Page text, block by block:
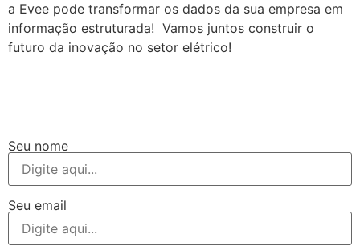
a Evee pode transformar os dados da sua empresa em
informação estruturada! Vamos juntos construir o
futuro da inovação no setor elétrico!
Seu nome
Seu email